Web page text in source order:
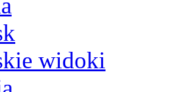
widoki